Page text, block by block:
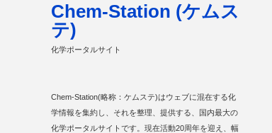
Chem-Station (ケムス
テ)
化学ポータルサイト
Chem-Station(略称：ケムステ)はウェブに混在する化
学情報を集約し、それを整理、提供する、国内最大の
化学ポータルサイトです。現在活動20周年を迎え、幅